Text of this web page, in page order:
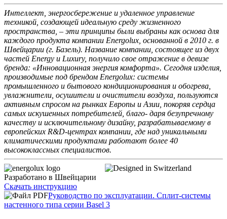
Интеллект, энергосбережение и удаленное управление
техникой, создающей идеальную среду жизненного
пространства, – эти принципы были выбраны как основа для
каждого продукта компании Energolux, основанной в 2010 г. в
Швейцарии (г. Базель). Название компании, состоящее из двух
частей Energy и Luxury, получило свое отражение в девизе
бренда: «Инновационная энергия комфорта». Сегодня изделия,
производимые под брендом Energolux: системы
промышленного и бытового кондиционирования и обогрева,
увлажнители, осушители и очистители воздуха, пользуются
активным спросом на рынках Европы и Азии, покоряя сердца
самых искушенных потребителей, благо- даря безупречному
качеству и исключительному дизайну, разрабатываемому в
европейских R&D-центрах компании, где над уникальными
климатическими продуктами работают более 40
высококлассных специалистов.
Разработано в Швейцарии
Скачать инструкцию
Руководство по эксплуатации. Сплит-системы
настенного типа серии Basel 3